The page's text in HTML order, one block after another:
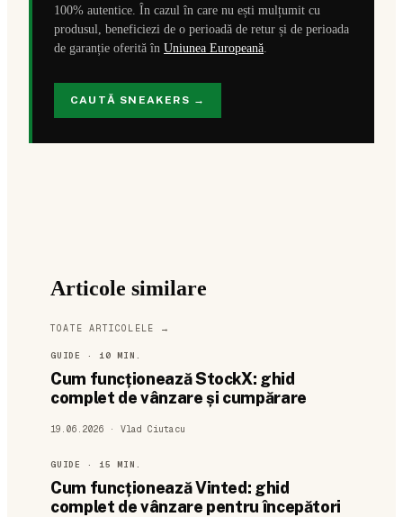
100% autentice. În cazul în care nu ești mulțumit cu
produsul, beneficiezi de o perioadă de retur și de perioada
de garanție oferită în Uniunea Europeană.
CAUTĂ SNEAKERS →
Articole similare
TOATE ARTICOLELE →
GUIDE · 10 MIN.
Cum funcționează StockX: ghid
complet de vânzare și cumpărare
19.06.2026 · Vlad Ciutacu
GUIDE · 15 MIN.
Cum funcționează Vinted: ghid
complet de vânzare pentru începători